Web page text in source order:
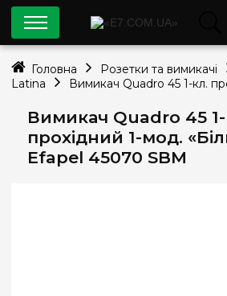
Вимикач Quadro 45
прохідний 1-мод.
Efapel 45070 SBM
0 800
044
Viber
Головна Розетки та вимикачі
Latina